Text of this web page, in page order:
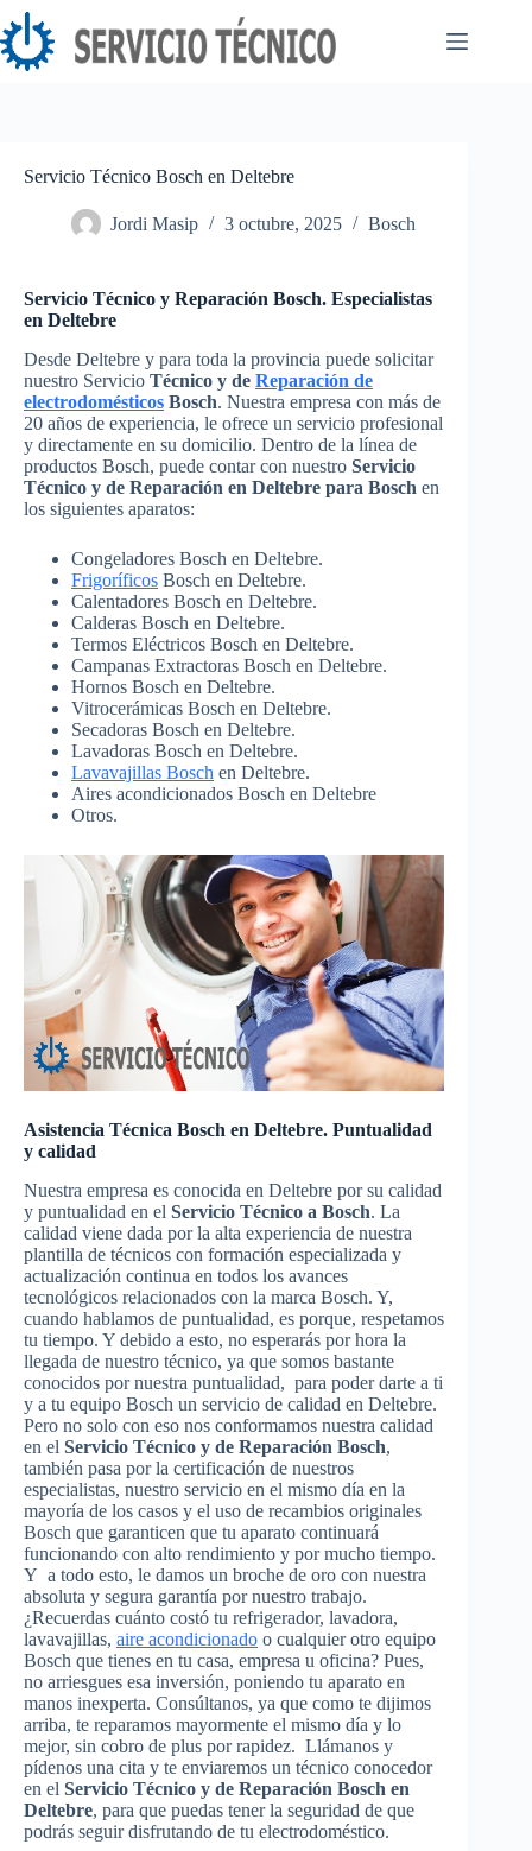
Saltar
al
contenido
Servicio Técnico Bosch en Deltebre
Jordi Masip 3 octubre, 2025 Bosch
Servicio Técnico y Reparación Bosch. Especialistas
en Deltebre
Desde Deltebre y para toda la provincia puede solicitar
nuestro Servicio Técnico y de Reparación de
electrodomésticos Bosch. Nuestra empresa con más de
20 años de experiencia, le ofrece un servicio profesional
y directamente en su domicilio. Dentro de la línea de
productos Bosch, puede contar con nuestro Servicio
Técnico y de Reparación en Deltebre para Bosch en
los siguientes aparatos:
Congeladores Bosch en Deltebre.
Frigoríficos Bosch en Deltebre.
Calentadores Bosch en Deltebre.
Calderas Bosch en Deltebre.
Termos Eléctricos Bosch en Deltebre.
Campanas Extractoras Bosch en Deltebre.
Hornos Bosch en Deltebre.
Vitrocerámicas Bosch en Deltebre.
Secadoras Bosch en Deltebre.
Lavadoras Bosch en Deltebre.
Lavavajillas Bosch en Deltebre.
Aires acondicionados Bosch en Deltebre
Otros.
Asistencia Técnica Bosch en Deltebre. Puntualidad
y calidad
Nuestra empresa es conocida en Deltebre por su calidad
y puntualidad en el Servicio Técnico a Bosch. La
calidad viene dada por la alta experiencia de nuestra
plantilla de técnicos con formación especializada y
actualización continua en todos los avances
tecnológicos relacionados con la marca Bosch. Y,
cuando hablamos de puntualidad, es porque, respetamos
tu tiempo. Y debido a esto, no esperarás por hora la
llegada de nuestro técnico, ya que somos bastante
conocidos por nuestra puntualidad, para poder darte a ti
y a tu equipo Bosch un servicio de calidad en Deltebre.
Pero no solo con eso nos conformamos nuestra calidad
en el Servicio Técnico y de Reparación Bosch,
también pasa por la certificación de nuestros
especialistas, nuestro servicio en el mismo día en la
mayoría de los casos y el uso de recambios originales
Bosch que garanticen que tu aparato continuará
funcionando con alto rendimiento y por mucho tiempo.
Y a todo esto, le damos un broche de oro con nuestra
absoluta y segura garantía por nuestro trabajo.
¿Recuerdas cuánto costó tu refrigerador, lavadora,
lavavajillas, aire acondicionado o cualquier otro equipo
Bosch que tienes en tu casa, empresa u oficina? Pues,
no arriesgues esa inversión, poniendo tu aparato en
manos inexperta. Consúltanos, ya que como te dijimos
arriba, te reparamos mayormente el mismo día y lo
mejor, sin cobro de plus por rapidez. Llámanos y
pídenos una cita y te enviaremos un técnico conocedor
en el Servicio Técnico y de Reparación Bosch en
Deltebre, para que puedas tener la seguridad de que
podrás seguir disfrutando de tu electrodoméstico.